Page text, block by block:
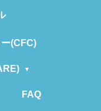
(CFC)
FAQ